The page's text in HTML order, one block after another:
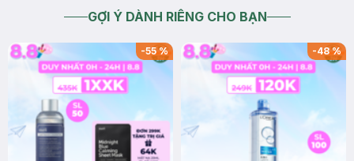
GỢI Ý DÀNH RIÊNG CHO BẠN
-55% -48%